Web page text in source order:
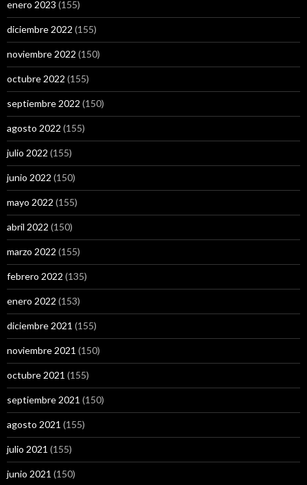
enero 2023 (155)
diciembre 2022 (155)
noviembre 2022 (150)
octubre 2022 (155)
septiembre 2022 (150)
agosto 2022 (155)
julio 2022 (155)
junio 2022 (150)
mayo 2022 (155)
abril 2022 (150)
marzo 2022 (155)
febrero 2022 (135)
enero 2022 (153)
diciembre 2021 (155)
noviembre 2021 (150)
octubre 2021 (155)
septiembre 2021 (150)
agosto 2021 (155)
julio 2021 (155)
junio 2021 (150)